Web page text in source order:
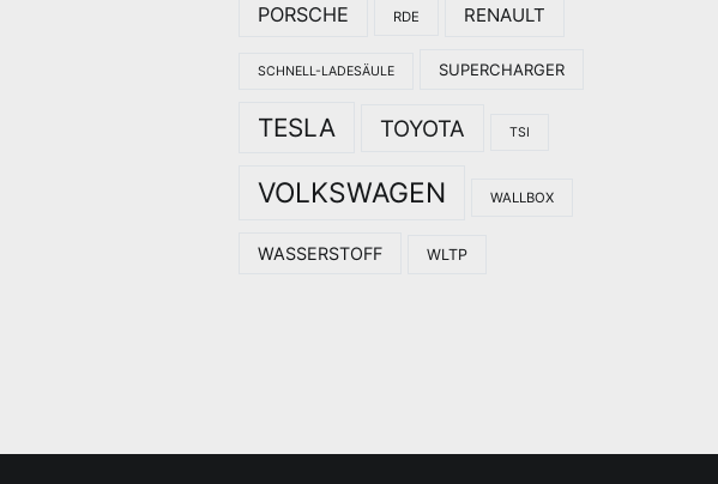
PORSCHE RDE RENAULT
SCHNELL-LADESÄULE SUPERCHARGER
TESLA TOYOTA TSI
VOLKSWAGEN WALLBOX
WASSERSTOFF WLTP